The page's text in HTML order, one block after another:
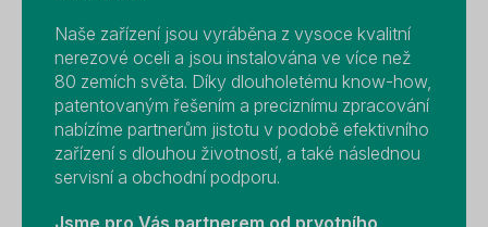
Naše zařízení jsou vyráběna z vysoce kvalitní
nerezové oceli a jsou instalována ve více než
80 zemích světa. Díky dlouholetému know-how,
patentovaným řešením a preciznímu zpracování
nabízíme partnerům jistotu v podobě efektivního
zařízení s dlouhou životností, a také následnou
servisní a obchodní podporu.
Jsme pro Vás partnerem od prvotního